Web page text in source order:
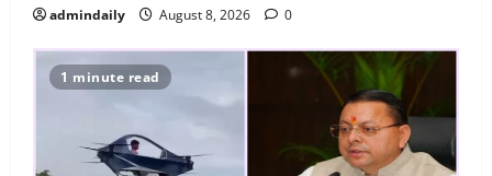
admindaily August 8, 2026 0
1 minute read